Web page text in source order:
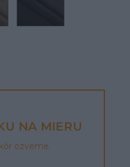
NA MIERU
ozveme.